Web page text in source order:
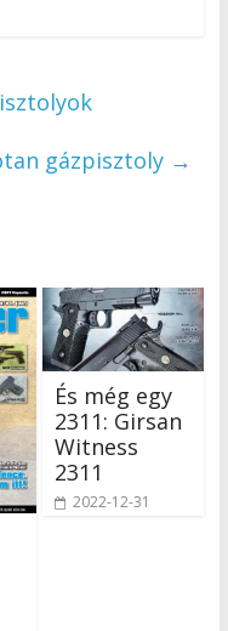
gázpisztoly →
És még egy
2311: Girsan
Witness
2311
2022-12-31